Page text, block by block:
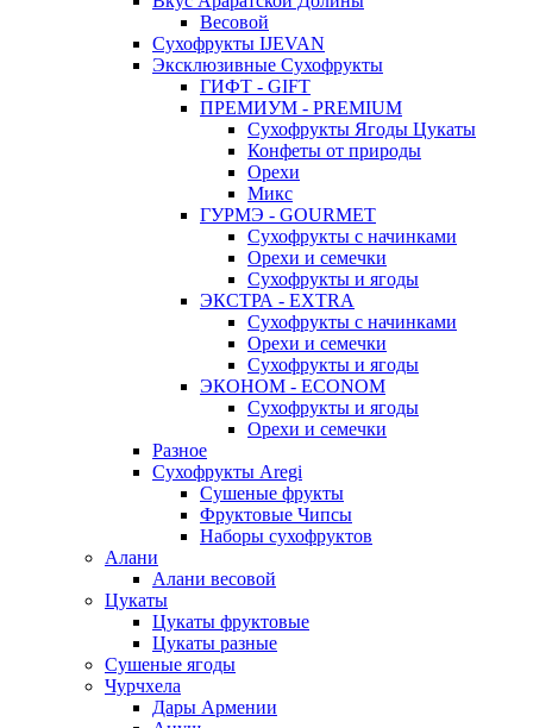
Весовой
Сухофрукты IJEVAN
Эксклюзивные Сухофрукты
ГИФТ - GIFT
ПРЕМИУМ - PREMIUM
Сухофрукты Ягоды Цукаты
Конфеты от природы
Орехи
Микс
ГУРМЭ - GOURMET
Сухофрукты с начинками
Орехи и семечки
Сухофрукты и ягоды
ЭКСТРА - EXTRA
Сухофрукты с начинками
Орехи и семечки
Сухофрукты и ягоды
ЭКОНОМ - ECONOM
Сухофрукты и ягоды
Орехи и семечки
Разное
Сухофрукты Aregi
Сушеные фрукты
Фруктовые Чипсы
Наборы сухофруктов
Алани
Алани весовой
Цукаты
Цукаты фруктовые
Цукаты разные
Сушеные ягоды
Чурчхела
Дары Армении